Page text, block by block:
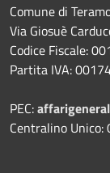
Comune di
Via Giosuè
Codice Fiscale:
Partita IVA:
PEC:
Centralino Unico: